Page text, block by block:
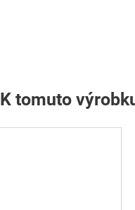
K tomuto